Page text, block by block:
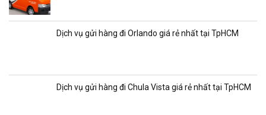
Dịch vụ gửi hàng đi Orlando giá rẻ nhất tại TpHCM
Dịch vụ gửi hàng đi Chula Vista giá rẻ nhất tại TpHCM